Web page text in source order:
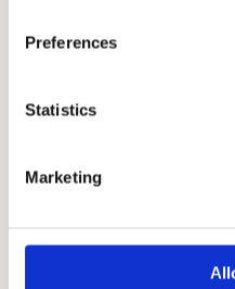
Preferences
Statistics
Marketing
dig inom vårdyrket